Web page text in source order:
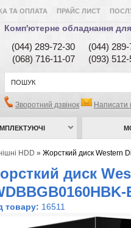
ТА ОПЛАТА ПРАЙС ЛИСТ
Комп'ютерне обладнання для
(044) 289-72-30 (044) 289-
(068) 716-11-07
(093)
Зворотний дзвінок Написати
HDD » Жорсткий диск Western
диск
товару: 16511